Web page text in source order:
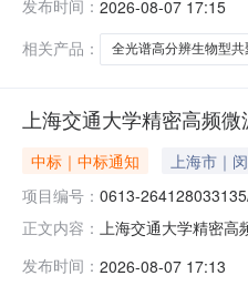
发布时间： 2026-08-07 17:15
相关产品：
全光谱高分辨生物型
上海交通大学精密高频
中标｜中标通知 上海市｜
项目编号： 0613-
正文内容： 上海交通大学精密
78.0259860（万元
发布时间： 2026-08-07 17:13